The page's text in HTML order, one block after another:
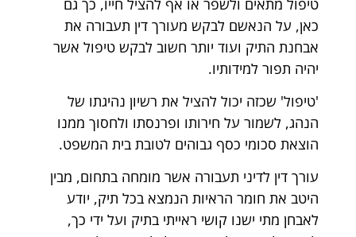
כאן, על הנאשם לבקש מעורך דין תעבורה את
אבחנת התיק ועוד יותר חשוב לבקש טיפול אשר
יהיה תפור למידותיו.
'טיפול' שכזה יכול להציל את רשיון נהיגתו של
הנהג, לשמור על חירותו ופרנסתו ולחסוך ממנו
הוצאת סכומי כסף גבוהים לטובת בית המשפט.
עורך דין לדיני תעבורה אשר מומחה בתחום, מבין
היטב את חומר הראיות הנמצא בכל תיק, יודע
לאבחן מתי ישנו קושי ראייתי בתיק ועל ידי כך,